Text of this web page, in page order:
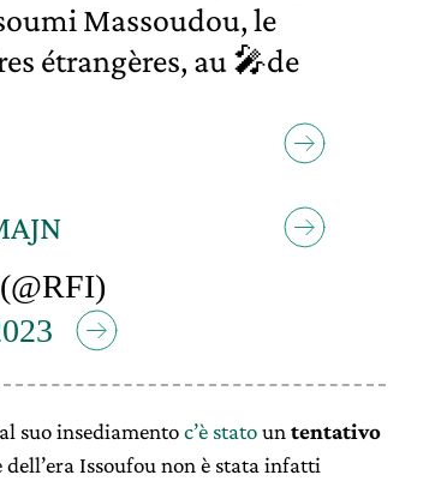
Massoudou, le
étrangères, au 🎤de
suo insediamentoc’è statoun tentativo
Issoufou non è stata infatti